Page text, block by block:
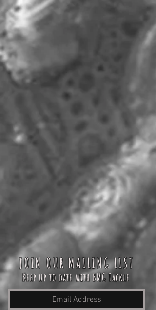
JOIN OUR MAILING LIST
Keep up to date with BMG Tackle